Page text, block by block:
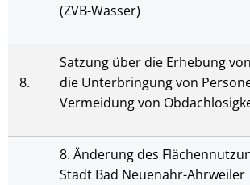
(ZVB-Wasser)
8.
Satzung über die Erhebung
die Unterbringung von
Vermeidung von
8. Änderung des
Stadt Bad Neuenahr-Ahrweiler